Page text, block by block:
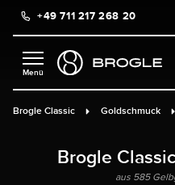
springen
+49 711 217 268 20
Brogle Classic Goldschmuck
Brogle
aus 585